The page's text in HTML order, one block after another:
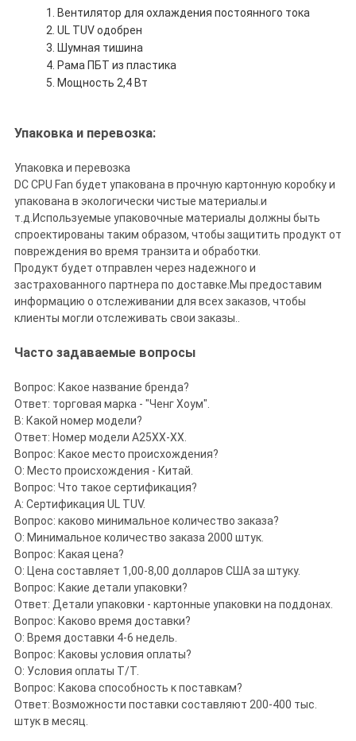
Вентилятор для охлаждения постоянного тока
UL TUV одобрен
Шумная тишина
Рама ПБТ из пластика
Мощность 2,4 Вт
Упаковка и перевозка:
Упаковка и перевозка
DC CPU Fan будет упакована в прочную картонную коробку и
упакована в экологически чистые материалы.и
т.д.Используемые упаковочные материалы должны быть
спроектированы таким образом, чтобы защитить продукт от
повреждения во время транзита и обработки.
Продукт будет отправлен через надежного и
застрахованного партнера по доставке.Мы предоставим
информацию о отслеживании для всех заказов, чтобы
клиенты могли отслеживать свои заказы..
Часто задаваемые вопросы
Вопрос: Какое название бренда?
Ответ: торговая марка - "Ченг Хоум".
В: Какой номер модели?
Ответ: Номер модели A25XX-XX.
Вопрос: Какое место происхождения?
О: Место происхождения - Китай.
Вопрос: Что такое сертификация?
A: Сертификация UL TUV.
Вопрос: каково минимальное количество заказа?
О: Минимальное количество заказа 2000 штук.
Вопрос: Какая цена?
О: Цена составляет 1,00-8,00 долларов США за штуку.
Вопрос: Какие детали упаковки?
Ответ: Детали упаковки - картонные упаковки на поддонах.
Вопрос: Каково время доставки?
О: Время доставки 4-6 недель.
Вопрос: Каковы условия оплаты?
О: Условия оплаты T/T.
Вопрос: Какова способность к поставкам?
Ответ: Возможности поставки составляют 200-400 тыс.
штук в месяц.